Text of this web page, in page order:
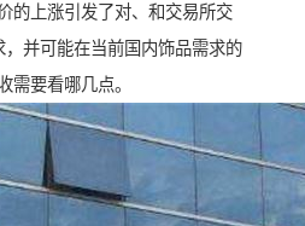
的上涨引发了对、和交易所交
并可能在当前国内饰品需求的
需要看哪几点。